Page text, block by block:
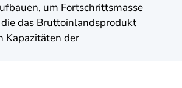
um Fortschrittsmasse
das Bruttoinlandsprodukt
Kapazitäten der